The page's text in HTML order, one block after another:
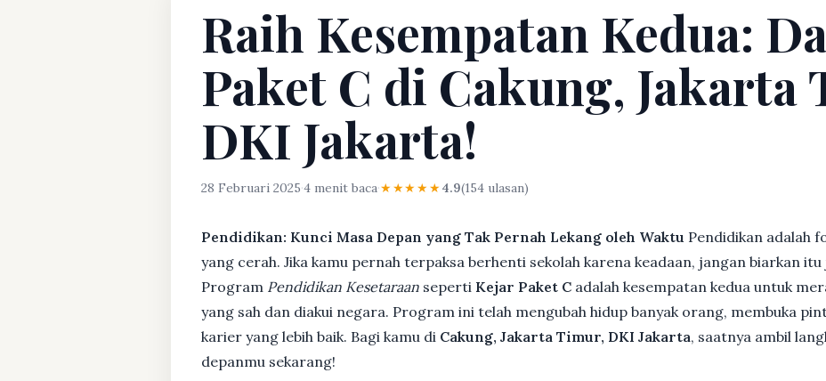
Raih Kesempatan Kedua:
Paket C di Cakung, Jakarta
DKI Jakarta!
28 Februari 2025·4 menit baca·★★★★★4.9(154 ulasan)
Pendidikan: Kunci Masa Depan yang Tak Pernah Lekang oleh Waktu Pendidikan adalah
yang cerah. Jika kamu pernah terpaksa berhenti sekolah karena keadaan, jangan biarkan
Program Pendidikan Kesetaraan seperti Kejar Paket C adalah kesempatan kedua untuk
yang sah dan diakui negara. Program ini telah mengubah hidup banyak orang, membuka
karier yang lebih baik. Bagi kamu di Cakung, Jakarta Timur, DKI Jakarta, saatnya ambil
depanmu sekarang!